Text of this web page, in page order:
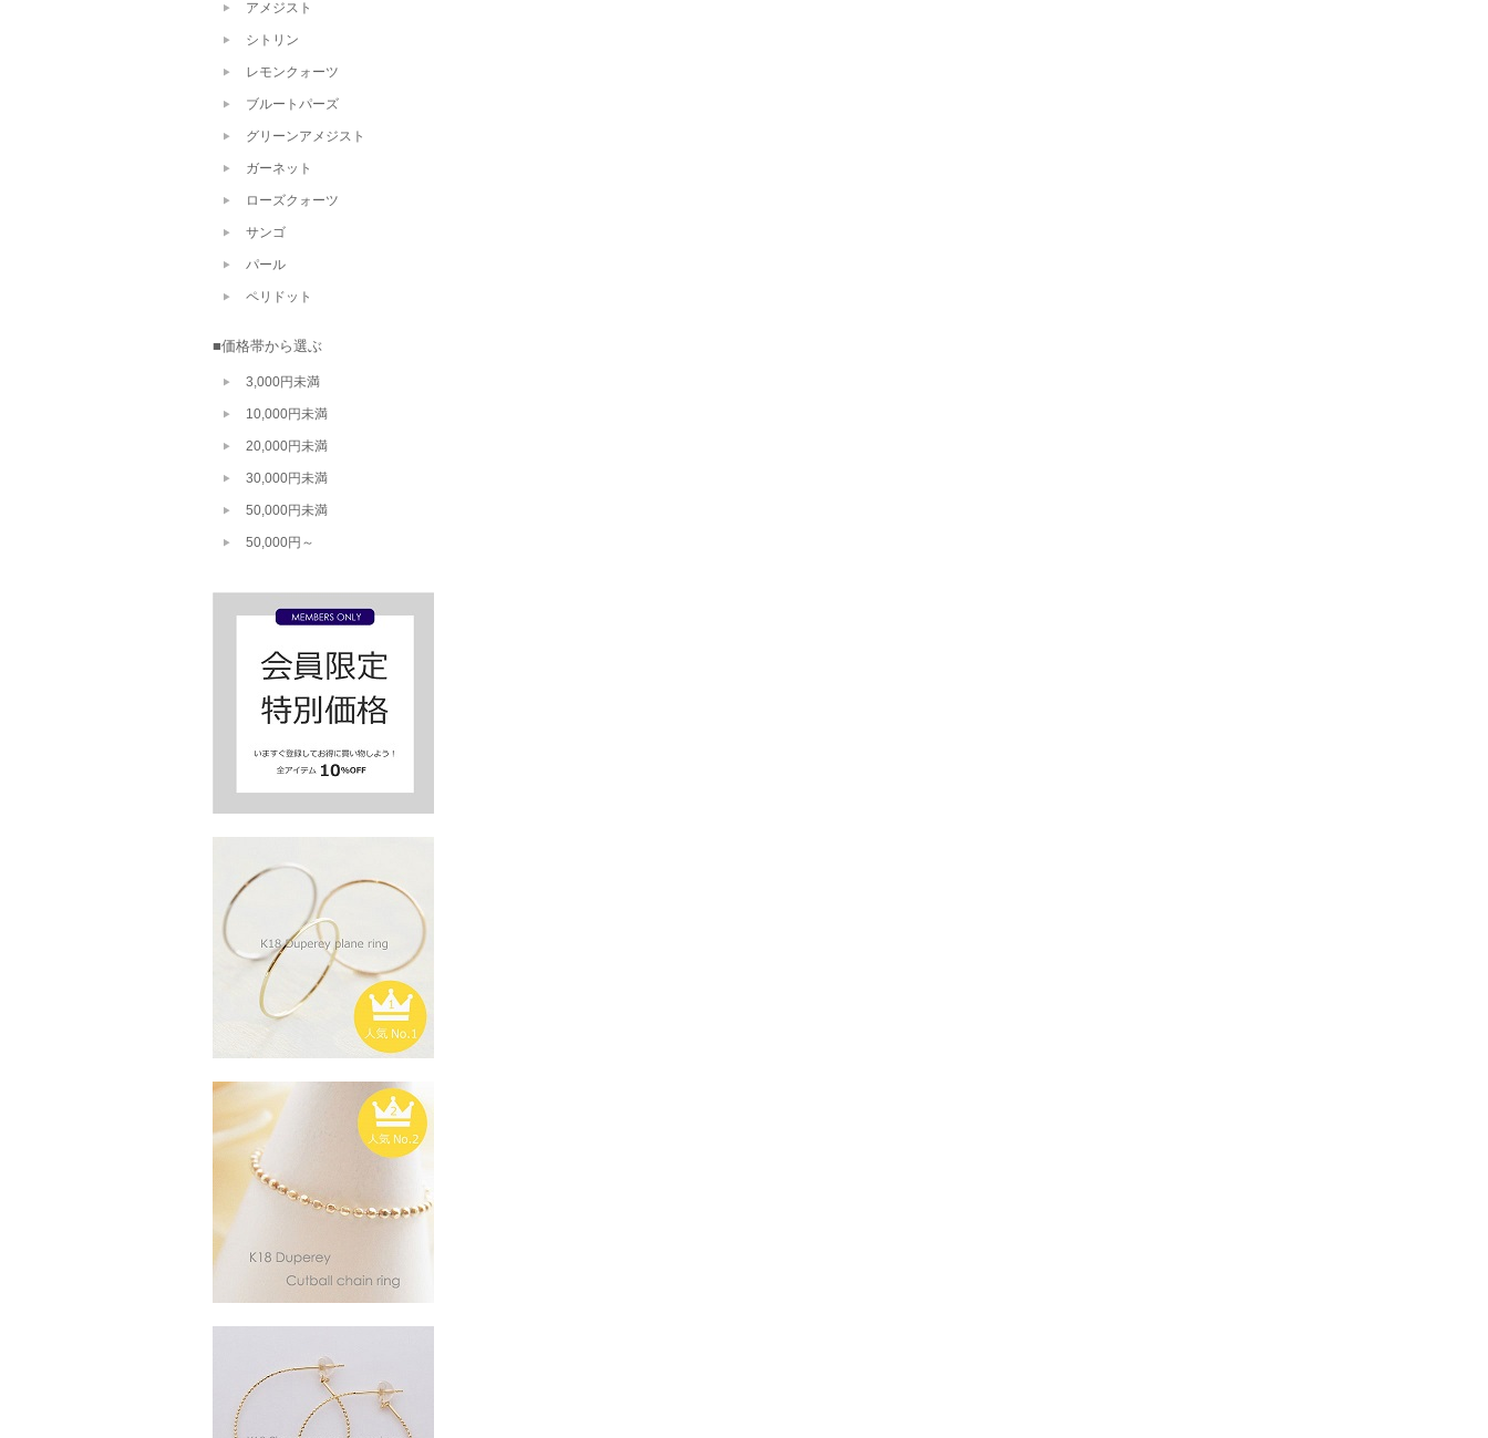
アメジスト
シトリン
レモンクォーツ
ブルートパーズ
グリーンアメジスト
ガーネット
ローズクォーツ
サンゴ
パール
ペリドット
■価格帯から選ぶ
3,000円未満
10,000円未満
20,000円未満
30,000円未満
50,000円未満
50,000円～